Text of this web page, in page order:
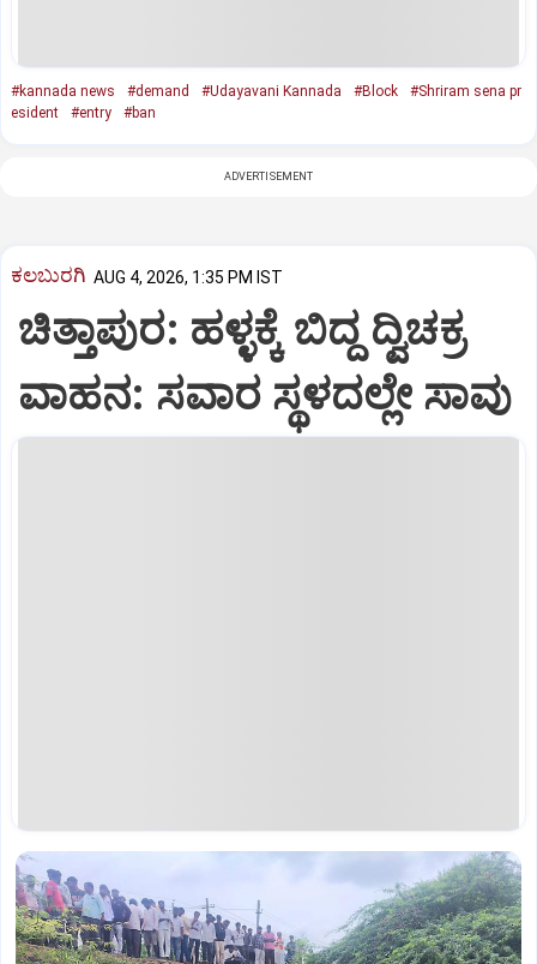
#kannada news #demand #Udayavani Kannada #Block
#Shriram sena pr
esident
#entry #ban
ADVERTISEMENT
ಕಲಬುರಗಿ AUG 4, 2026, 1:35 PM IST
ಚಿತ್ತಾಪುರ: ಹಳ್ಳಕ್ಕೆ ಬಿದ್ದ ದ್ವಿಚಕ್ರ
ವಾಹನ: ಸವಾರ ಸ್ಥಳದಲ್ಲೇ ಸಾವು